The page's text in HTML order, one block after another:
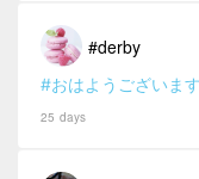
#derby
#おはようございます
25 days